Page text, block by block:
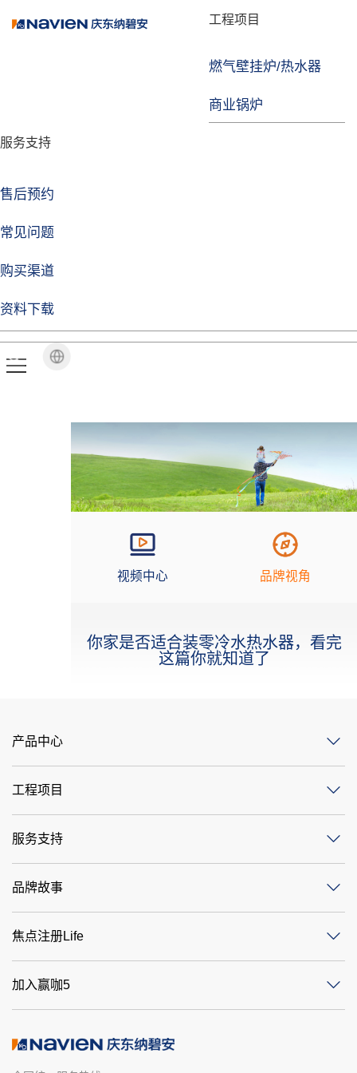
工程项目
燃气壁挂炉/热水器
商业锅炉
服务支持
售后预约
常见问题
购买渠道
资料下载
品牌故事
技术实力
企业动态
焦点注册Life
品牌视角
视频中心 品牌视角
你家是否适合装零冷水热水器，看完
这篇你就知道了
产品中心
工程项目
服务支持
品牌故事
焦点注册Life
加入赢咖5